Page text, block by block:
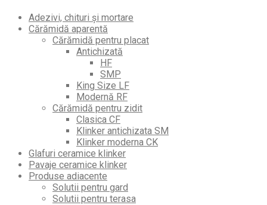
Adezivi, chituri și mortare
Cărămidă aparentă
Cărămidă pentru placat
Antichizată
HF
SMP
King Size LF
Modernă RF
Cărămidă pentru zidit
Clasica CF
Klinker antichizata SM
Klinker moderna CK
Glafuri ceramice klinker
Pavaje ceramice klinker
Produse adiacente
Solutii pentru gard
Solutii pentru terasa